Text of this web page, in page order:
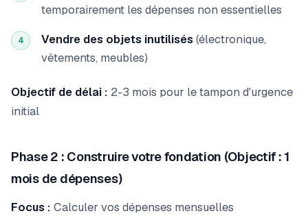
temporairement les dépenses non essentielles
4 Vendre des objets inutilisés(électronique,
vêtements, meubles)
Objectif de délai : 2-3 mois pour le tampon d'urgence
initial
Phase 2 : Construire votre fondation (Objectif : 1
mois de dépenses)
Focus : Calculer vos dépenses mensuelles